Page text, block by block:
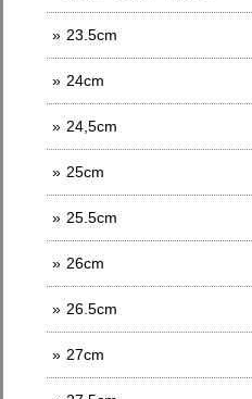
23.5cm
24cm
24,5cm
25cm
25.5cm
26cm
26.5cm
27cm